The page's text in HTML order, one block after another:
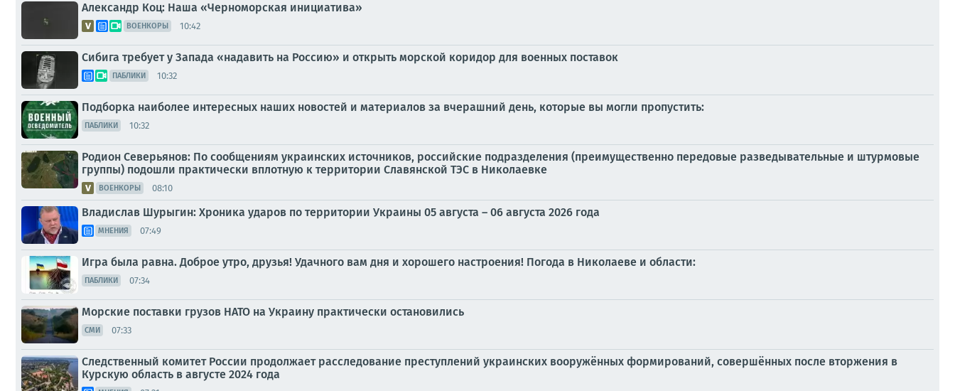
Александр Коц: Наша «Черноморская инициатива»
ВОЕНКОРЫ 10:42
Сибига требует у Запада «надавить на Россию» и открыть морской коридор для военных поставок
ПАБЛИКИ 10:32
Подборка наиболее интересных наших новостей и материалов за вчерашний день, которые вы могли пропустить:
ПАБЛИКИ 10:32
Родион Северьянов: По сообщениям украинских источников, российские подразделения (преимущественно передовые разведывательные и штурмовые
группы) подошли практически вплотную к территории Славянской ТЭС в Николаевке
ВОЕНКОРЫ 08:10
Владислав Шурыгин: Хроника ударов по территории Украины 05 августа – 06 августа 2026 года
МНЕНИЯ 07:49
Игра была равна. Доброе утро, друзья! Удачного вам дня и хорошего настроения! Погода в Николаеве и области:
ПАБЛИКИ 07:34
Морские поставки грузов НАТО на Украину практически остановились
СМИ 07:33
Следственный комитет России продолжает расследование преступлений украинских вооружённых формирований, совершённых после вторжения в
Курскую область в августе 2024 года